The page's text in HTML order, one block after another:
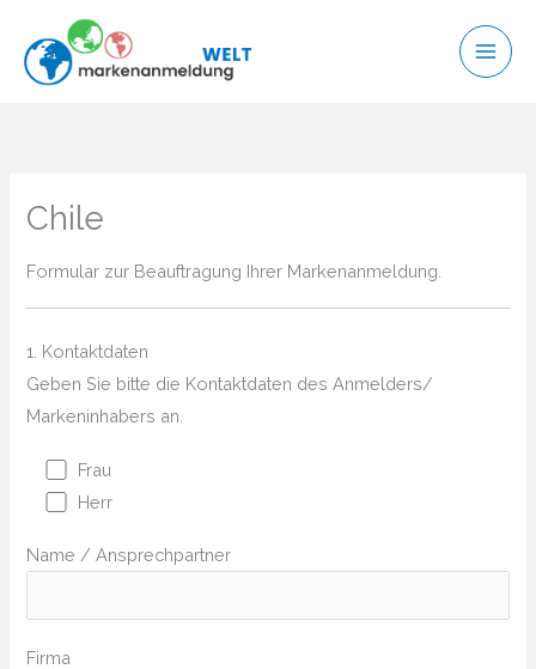
Inhalt
springen
Chile
Formular zur Beauftragung Ihrer Markenanmeldung.
1. Kontaktdaten
Geben Sie bitte die Kontaktdaten des Anmelders/
Markeninhabers an.
Frau
Herr
Name / Ansprechpartner
Firma